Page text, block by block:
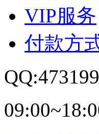
VIP服务
付款方